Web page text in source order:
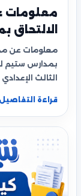
معلومات
معلومات عن
الثالث
قراءة التفاصيل